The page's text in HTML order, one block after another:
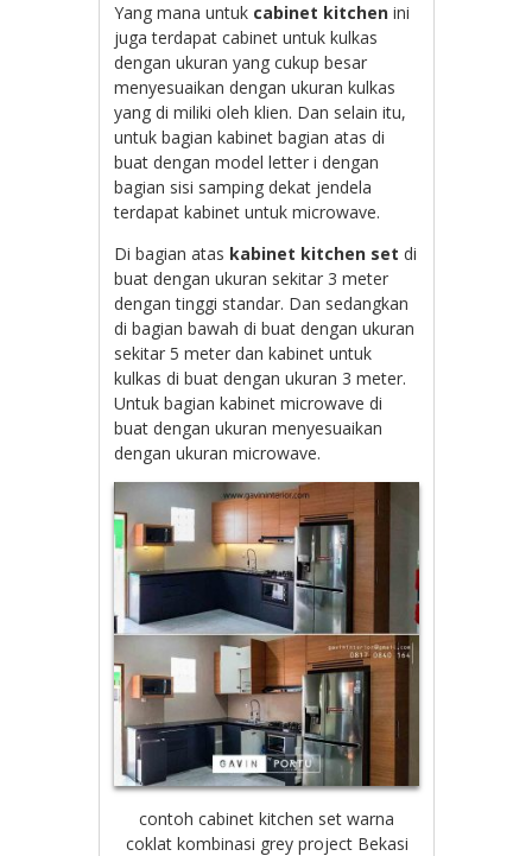
Yang mana untuk cabinet kitchen ini
juga terdapat cabinet untuk kulkas
dengan ukuran yang cukup besar
menyesuaikan dengan ukuran kulkas
yang di miliki oleh klien. Dan selain itu,
untuk bagian kabinet bagian atas di
buat dengan model letter i dengan
bagian sisi samping dekat jendela
terdapat kabinet untuk microwave.
Di bagian atas kabinet kitchen set di
buat dengan ukuran sekitar 3 meter
dengan tinggi standar. Dan sedangkan
di bagian bawah di buat dengan ukuran
sekitar 5 meter dan kabinet untuk
kulkas di buat dengan ukuran 3 meter.
Untuk bagian kabinet microwave di
buat dengan ukuran menyesuaikan
dengan ukuran microwave.
contoh cabinet kitchen set warna
coklat kombinasi grey project Bekasi